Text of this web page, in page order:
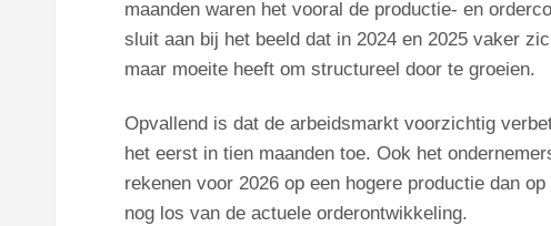
maanden waren het vooral de productie- en
sluit aan bij het beeld dat in 2024 en 2025 vaker
maar moeite heeft om structureel door te groeien.
Opvallend is dat de arbeidsmarkt voorzichtig
het eerst in tien maanden toe. Ook het
rekenen voor 2026 op een hogere productie dan
nog los van de actuele orderontwikkeling.